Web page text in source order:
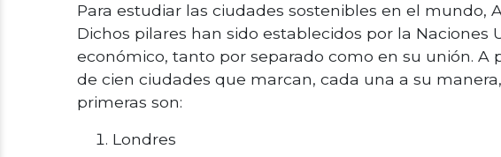
Para estudiar las ciudades sostenibles en el mundo,
Dichos pilares han sido establecidos por la Naciones
económico, tanto por separado como en su unión. A
de cien ciudades que marcan, cada una a su
primeras son:
Londres